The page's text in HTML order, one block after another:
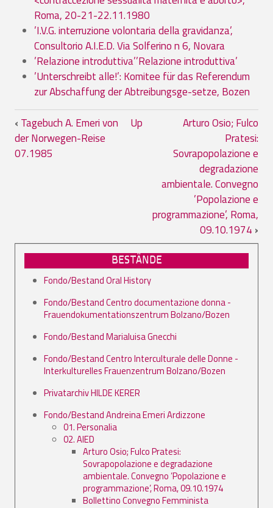
Roma, 20-21-22.11.1980
’I.V.G. interruzione volontaria della gravidanza’,
Consultorio A.I.E.D. Via Solferino n 6, Novara
’Relazione introduttiva’’Relazione introduttiva’
’Unterschreibt alle!’: Komitee für das Referendum
zur Abschaffung der Abtreibungsge-setze, Bozen
Book traversal links for 02. AIED
‹ Tagebuch A. Emeri von
der Norwegen-Reise
07.1985
Up
Arturo Osio; Fulco
Pratesi:
Sovrapopolazione e
degradazione
ambientale. Convegno
’Popolazione e
programmazione’, Roma,
09.10.1974 ›
BESTÄNDE
Fondo/Bestand Oral History
Fondo/Bestand Centro documentazione donna -
Frauendokumentationszentrum Bolzano/Bozen
Fondo/Bestand Marialuisa Gnecchi
Fondo/Bestand Centro Interculturale delle Donne -
Interkulturelles Frauenzentrum Bolzano/Bozen
Privatarchiv HILDE KERER
Fondo/Bestand Andreina Emeri Ardizzone
01. Personalia
02. AIED
Arturo Osio; Fulco Pratesi:
Sovrapopolazione e degradazione
ambientale. Convegno ’Popolazione e
programmazione’, Roma, 09.10.1974
Bollettino Convegno Femminista